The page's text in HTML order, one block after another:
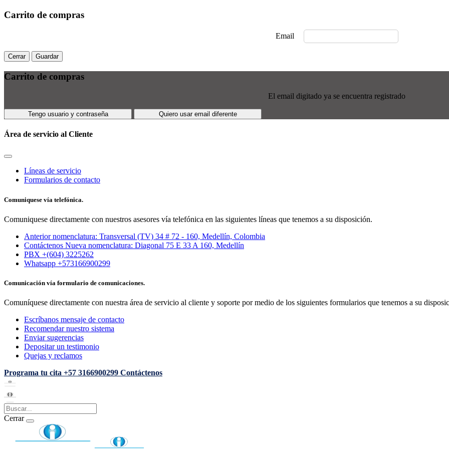
Carrito de compras
Email
Cerrar Guardar
Carrito de compras
El email digitado ya se encuentra registrado
Tengo usuario y contraseña Quiero usar email diferente
Área de servicio al Cliente
Líneas de servicio
Formularios de contacto
Comuniquese vía telefónica.
Comuniquese directamente con nuestros asesores vía telefónica en las siguientes líneas que tenemos a su disposición.
Anterior nomenclatura: Transversal (TV) 34 # 72 - 160, Medellín, Colombia
Contáctenos Nueva nomenclatura: Diagonal 75 E 33 A 160, Medellín
PBX +(604) 3225262
Whatsapp +573166900299
Comunicación vía formulario de comunicaciones.
Comuníquese directamente con nuestra área de servicio al cliente y soporte por medio de los siguientes formularios que tenemos a su
Escríbanos mensaje de contacto
Recomendar nuestro sistema
Enviar sugerencias
Depositar un testimonio
Quejas y reclamos
Programa tu cita +57 3166900299 Contáctenos
Cerrar